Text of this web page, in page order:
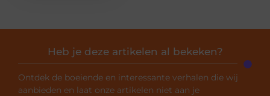
Heb je deze artikelen al bekeken?
Ontdek de boeiende en interessante verhalen die wij
aanbieden en laat onze artikelen niet aan je